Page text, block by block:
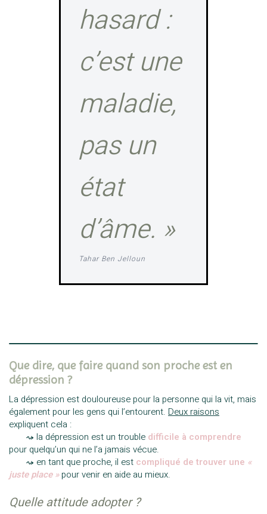
hasard :
c’est une
maladie,
pas un
état
d’âme. »
Tahar Ben Jelloun
Que dire, que faire quand son proche est en
dépression ?
La dépression est douloureuse pour la personne qui la vit, mais
également pour les gens qui l’entourent. Deux raisons
expliquent cela :
⤳ la dépression est un trouble difficile à comprendre
pour quelqu’un qui ne l’a jamais vécue.
⤳ en tant que proche, il est compliqué de trouver une «
juste place »pour venir en aide au mieux.
Quelle attitude adopter ?